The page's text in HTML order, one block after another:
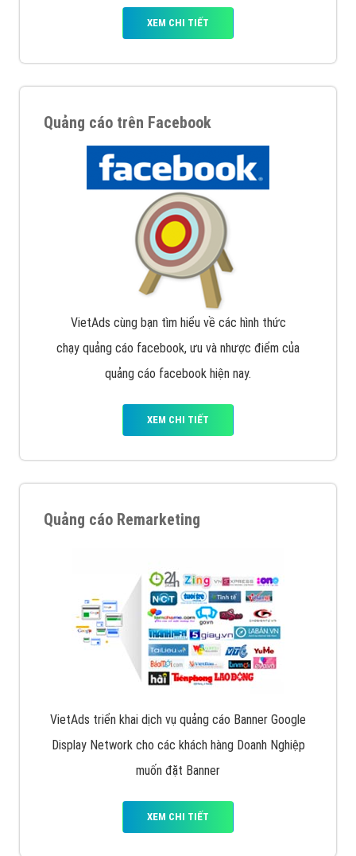
XEM CHI TIẾT
Quảng cáo trên Facebook
VietAds cùng bạn tìm hiểu về các hình thức
chạy quảng cáo facebook, ưu và nhược điểm của
quảng cáo facebook hiện nay.
XEM CHI TIẾT
Quảng cáo Remarketing
VietAds triển khai dịch vụ quảng cáo Banner Google
Display Network cho các khách hàng Doanh Nghiệp
muốn đặt Banner
XEM CHI TIẾT